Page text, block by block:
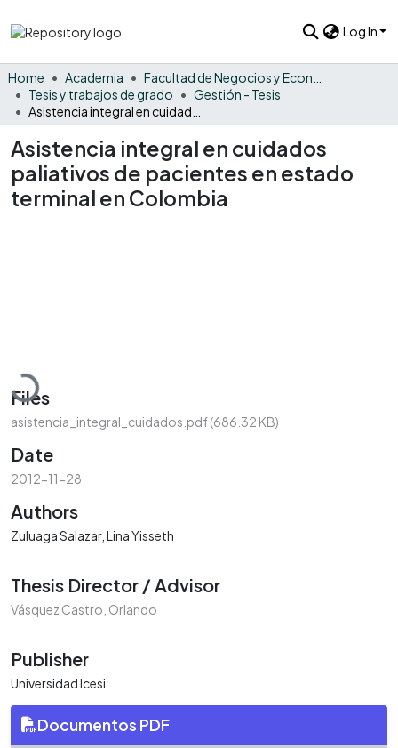
Log In
Home Academia
Tesis y trabajos de grado
Gestión - Tesis
Asistencia integral en cuidados
paliativos de pacientes en estado
terminal en Colombia
Loading...
Files
asistencia_integral_cuidados.pdf(686.32 KB)
Date
2012-11-28
Authors
Zuluaga Salazar, Lina Yisseth
Thesis Director / Advisor
Vásquez Castro, Orlando
Publisher
Universidad Icesi
Documentos PDF